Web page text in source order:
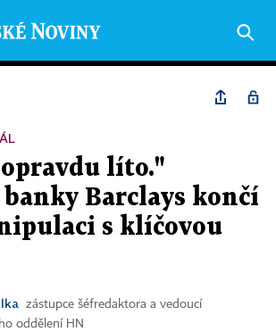
líto."
banky Barclays končí
s klíčovou
zástupce šéfredaktora a vedoucí
oddělení HN